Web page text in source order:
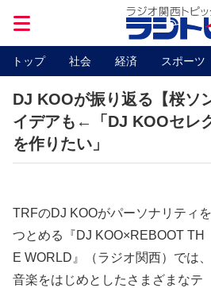
トップ 社会 経済 スポーツ
DJ KOOが振り返る【桜
イデアも←「DJ KOOセレ
を作りたい」
TRFのDJ KOOがパーソナリティを
つとめる『DJ KOO×REBOOT TH
E WORLD』（ラジオ関西）では、
音楽をはじめとしたさまざまなテ